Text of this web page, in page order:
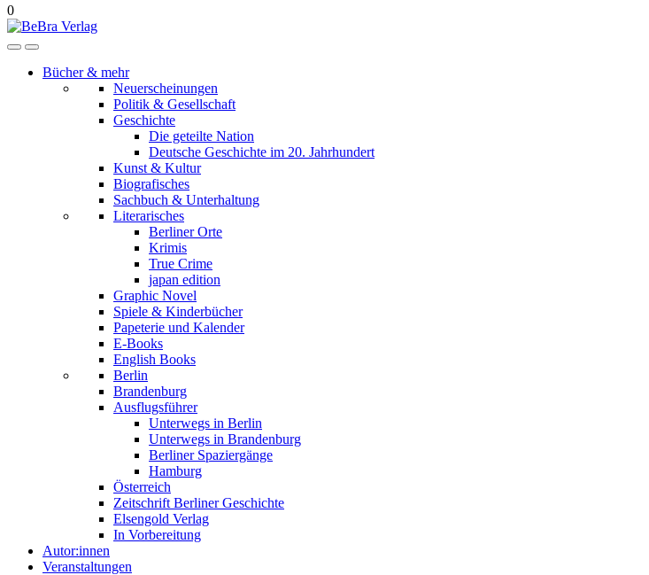
0
Bücher & mehr
Neuerscheinungen
Politik & Gesellschaft
Geschichte
Die geteilte Nation
Deutsche Geschichte im 20. Jahrhundert
Kunst & Kultur
Biografisches
Sachbuch & Unterhaltung
Literarisches
Berliner Orte
Krimis
True Crime
japan edition
Graphic Novel
Spiele & Kinderbücher
Papeterie und Kalender
E-Books
English Books
Berlin
Brandenburg
Ausflugsführer
Unterwegs in Berlin
Unterwegs in Brandenburg
Berliner Spaziergänge
Hamburg
Österreich
Zeitschrift Berliner Geschichte
Elsengold Verlag
In Vorbereitung
Autor:innen
Veranstaltungen